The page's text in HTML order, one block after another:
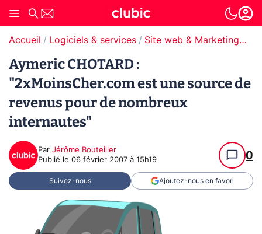
Accueil Logiciels & services Site web & Marketing Digital
Aymeric CHOTARD :
"2xMoinsCher.com est une source de
revenus pour de nombreux
internautes"
Par Jérôme Bouteiller
Publié le 06 février 2007 à 15h19 0
Suivez-nous Ajoutez-nous en favori